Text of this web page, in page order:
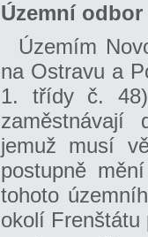
Územní
Územím
na Ostravu a
1. třídy č.
zaměstnávají
jemuž musí
postupně
tohoto
okolí Frenštátu